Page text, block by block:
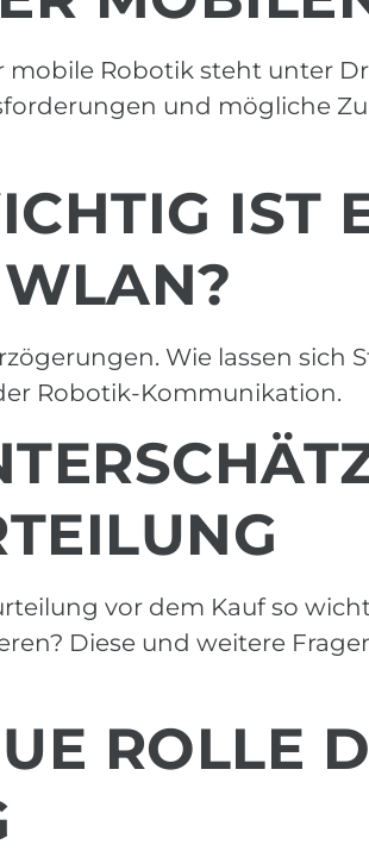
mobile Robotik steht unter
und mögliche
IST
Wie lassen sich
Robotik-Kommunikation.
vor dem Kauf so
Diese und weitere
ROLLE